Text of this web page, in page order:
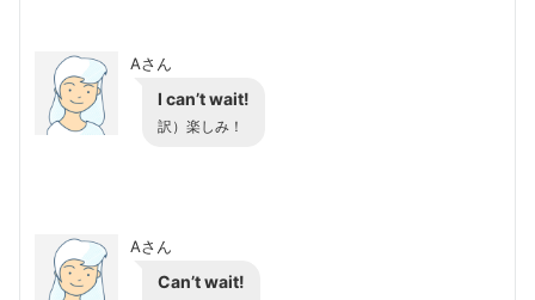
Aさん
I can’t wait!
訳）楽しみ！
Aさん
Can’t wait!